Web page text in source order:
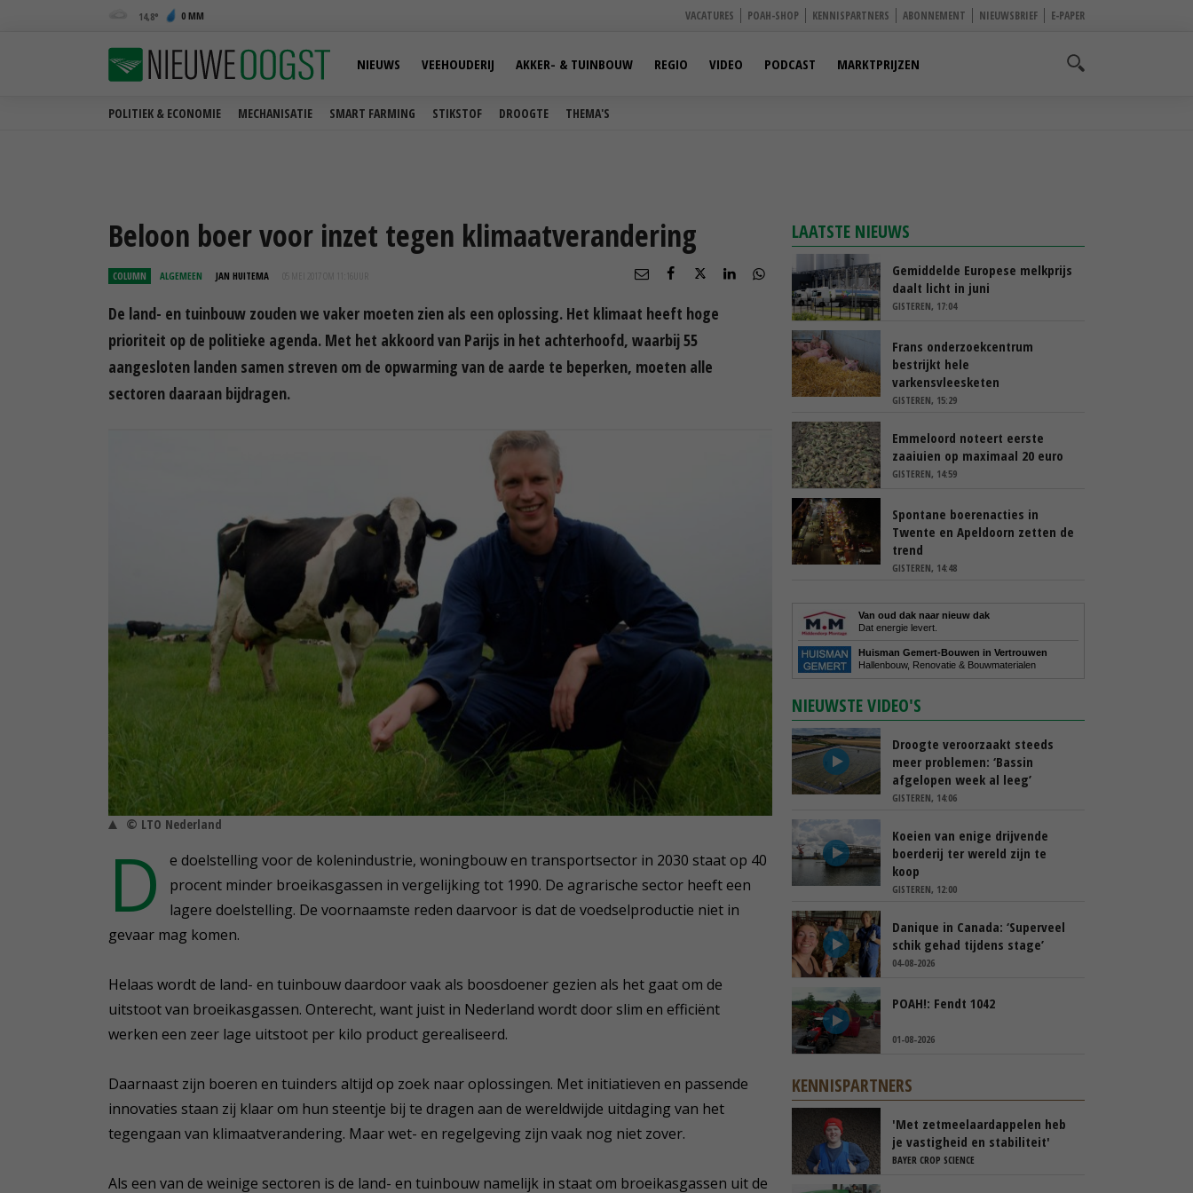
14,8 0 MM VACATURES POAH-SHOP KENNISPARTNERS ABONNEMENT NIEUWSBRIEF E-PAPER
POLITIEK & ECONOMIE MECHANISATIE SMART FARMING STIKSTOF DROOGTE THEMA'S
NIEUWS VEEHOUDERIJ AKKER- & TUINBOUW REGIO VIDEO PODCAST MARKTPRIJZEN
Beloon boer voor inzet tegen klimaatverandering
COLUMN ALGEMEEN JAN HUITEMA 05 MEI 2017 OM 11:16
De land- en tuinbouw zouden we vaker moeten zien als een oplossing. Het klimaat heeft hoge
prioriteit op de politieke agenda. Met het akkoord van Parijs in het achterhoofd, waarbij 55
aangesloten landen samen streven om de opwarming van de aarde te beperken, moeten alle
sectoren daaraan bijdragen.
© LTO Nederland
D
e doelstelling voor de kolenindustrie, woningbouw en transportsector in 2030 staat op 40
procent minder broeikasgassen in vergelijking tot 1990. De agrarische sector heeft een
lagere doelstelling. De voornaamste reden daarvoor is dat de voedselproductie niet in
gevaar mag komen.
Helaas wordt de land- en tuinbouw daardoor vaak als boosdoener gezien als het gaat om de
uitstoot van broeikasgassen. Onterecht, want juist in Nederland wordt door slim en efficiënt
werken een zeer lage uitstoot per kilo product gerealiseerd.
Daarnaast zijn boeren en tuinders altijd op zoek naar oplossingen. Met initiatieven en passende
innovaties staan zij klaar om hun steentje bij te dragen aan de wereldwijde uitdaging van het
tegengaan van klimaatverandering. Maar wet- en regelgeving zijn vaak nog niet zover.
Als een van de weinige sectoren is de land- en tuinbouw namelijk in staat om broeikasgassen uit de
LAATSTE NIEUWS
Gemiddelde Europese melkprijs
daalt licht in juni
GISTEREN, 17:04
Frans onderzoekcentrum
bestrijkt hele
varkensvleesketen
GISTEREN, 15:29
Emmeloord noteert eerste
zaaiuien op maximaal 20 euro
GISTEREN, 14:59
Spontane boerenacties in
Twente en Apeldoorn zetten de
trend
GISTEREN, 14:48
Van oud dak naar nieuw dak
Dat energie levert.
Huisman Gemert-Bouwen in Vertrouwen
Hallenbouw, Renovatie & Bouwmaterialen
NIEUWSTE VIDEO'S
Droogte veroorzaakt steeds
meer problemen: ‘Bassin
afgelopen week al leeg’
GISTEREN, 14:06
Koeien van enige drijvende
boerderij ter wereld zijn te
koop
GISTEREN, 12:00
Danique in Canada: ‘Superveel
schik gehad tijdens stage’
04-08-2026
POAH!: Fendt 1042
01-08-2026
KENNISPARTNERS
'Met zetmeelaardappelen heb
je vastigheid en stabiliteit'
BAYER CROP SCIENCE